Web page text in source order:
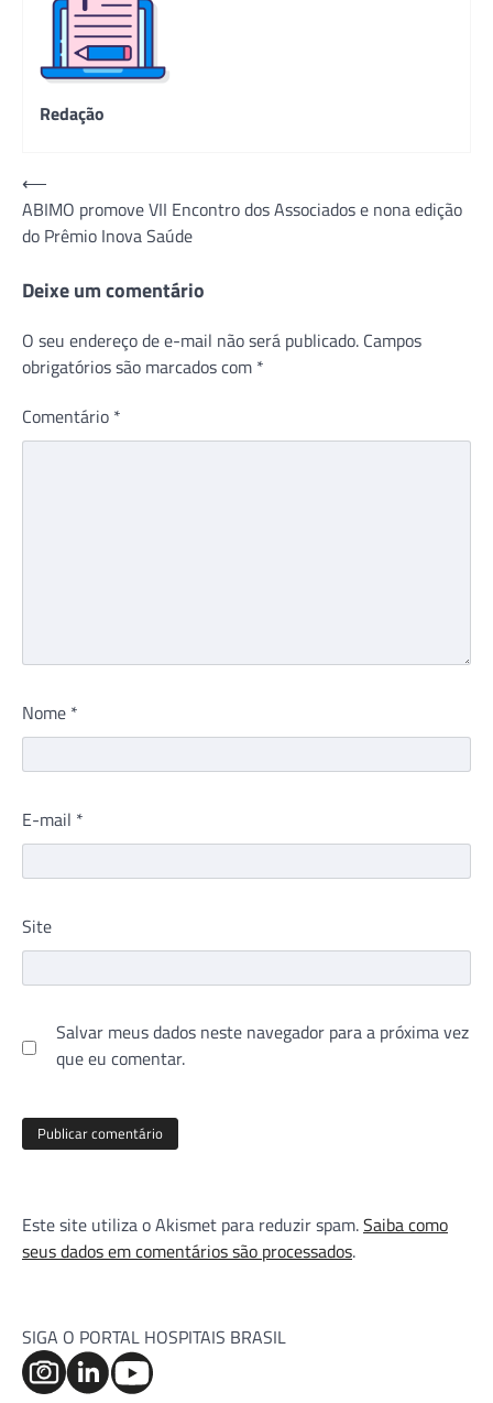
Redação
Navegação
de
Post
⟵
ABIMO promove VII Encontro dos Associados e nona edição
do Prêmio Inova Saúde
Deixe um comentário
O seu endereço de e-mail não será publicado. Campos
obrigatórios são marcados com *
Comentário *
Nome *
E-mail *
Site
Salvar meus dados neste navegador para a próxima vez
que eu comentar.
Este site utiliza o Akismet para reduzir spam.Saiba como
seus dados em comentários são processados.
SIGA O PORTAL HOSPITAIS BRASIL